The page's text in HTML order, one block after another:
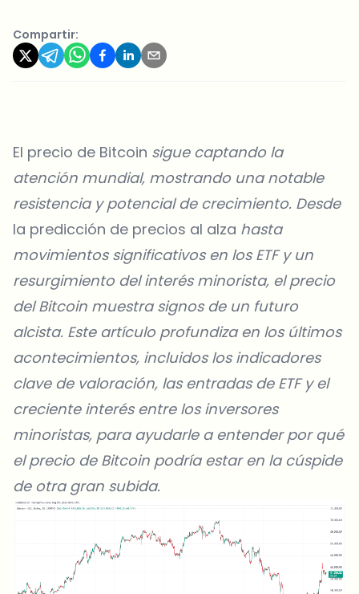
Compartir:
El precio de Bitcoin sigue captando la
atención mundial, mostrando una notable
resistencia y potencial de crecimiento. Desde
la predicción de precios al alza hasta
movimientos significativos en los ETFy un
resurgimiento del interés minorista, el precio
del Bitcoin muestra signos de un futuro
alcista. Este artículo profundiza en los últimos
acontecimientos, incluidos los indicadores
clave de valoración, las entradas de ETF y el
creciente interés entre los inversores
minoristas, para ayudarle a entender por qué
el precio de Bitcoin podría estar en la cúspide
de otra gran subida.